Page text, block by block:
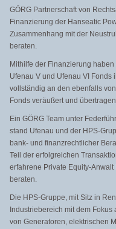
GÖRG Partnerschaft von
Finanzierung der Hanseatic
Zusammenhang mit der
beraten.
Mithilfe der Finanzierung
Ufenau V und Ufenau VI
vollständig an den ebenfalls
Fonds veräußert und
Ein GÖRG Team unter
stand Ufenau und der HPS-
bank- und finanzrechtlicher
Teil der erfolgreichen
erfahrene Private Equity-Anwalt
beraten.
Die HPS-Gruppe, mit Sitz in
Industriebereich mit dem
von Generatoren, elektrischen